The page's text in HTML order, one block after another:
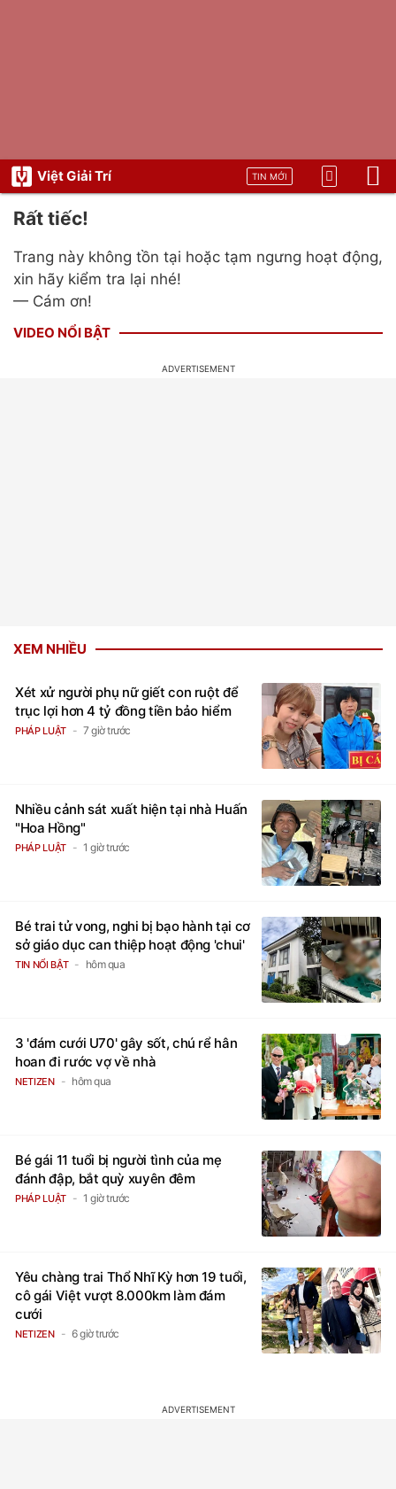
Việt Giải Trí TIN MỚI
Rất tiếc!
Trang này không tồn tại hoặc tạm ngưng hoạt động,
xin hãy kiểm tra lại nhé!
— Cám ơn!
VIDEO NỔI BẬT
XEM NHIỀU
Xét xử người phụ nữ giết con ruột để
trục lợi hơn 4 tỷ đồng tiền bảo hiểm
PHÁP LUẬT 7 giờ trước
Nhiều cảnh sát xuất hiện tại nhà Huấn
"Hoa Hồng"
PHÁP LUẬT 1 giờ trước
Bé trai tử vong, nghi bị bạo hành tại cơ
sở giáo dục can thiệp hoạt động 'chui'
TIN NỔI BẬT hôm qua
3 'đám cưới U70' gây sốt, chú rể hân
hoan đi rước vợ về nhà
NETIZEN hôm qua
Bé gái 11 tuổi bị người tình của mẹ
đánh đập, bắt quỳ xuyên đêm
PHÁP LUẬT 1 giờ trước
Yêu chàng trai Thổ Nhĩ Kỳ hơn 19 tuổi,
cô gái Việt vượt 8.000km làm đám
cưới
NETIZEN 6 giờ trước